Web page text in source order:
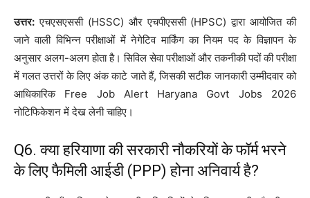
उत्तर: एचएसएससी (HSSC) और एचपीएससी (HPSC) द्वारा आयोजित की
जाने वाली विभिन्न परीक्षाओं में नेगेटिव मार्किंग का नियम पद के विज्ञापन के
अनुसार अलग-अलग होता है। सिविल सेवा परीक्षाओं और तकनीकी पदों की परीक्षा
में गलत उत्तरों के लिए अंक काटे जाते हैं, जिसकी सटीक जानकारी उम्मीदवार को
आधिकारिक Free Job Alert Haryana Govt Jobs 2026
नोटिफिकेशन में देख लेनी चाहिए।
Q6. क्या हरियाणा की सरकारी नौकरियों के फॉर्म भरने
के लिए फैमिली आईडी (PPP) होना अनिवार्य है?